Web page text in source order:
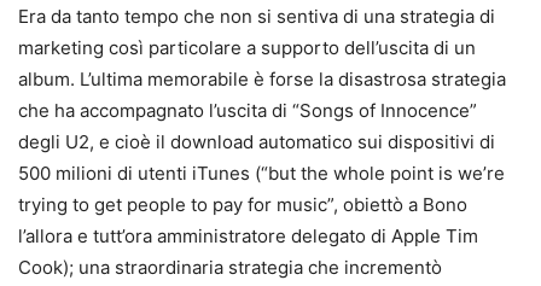
Era da tanto tempo che non si sentiva di una strategia di
marketing così particolare a supporto dell’uscita di un
album. L’ultima memorabile è forse la disastrosa strategia
che ha accompagnato l’uscita di “Songs of Innocence”
degli U2, e cioè il download automatico sui dispositivi di
500 milioni di utenti iTunes (“but the whole point is we’re
trying to get people to pay for music”, obiettò a Bono
l’allora e tutt’ora amministratore delegato di Apple Tim
Cook); una straordinaria strategia che incrementò